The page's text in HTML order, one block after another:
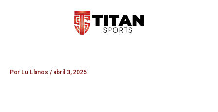
Por Lu Llanos / abril 3, 2025